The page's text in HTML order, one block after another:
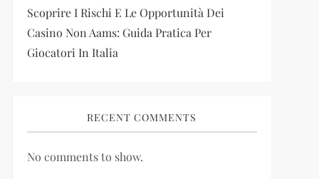
Scoprire I Rischi E Le Opportunità Dei
Casino Non Aams: Guida Pratica Per
Giocatori In Italia
RECENT COMMENTS
No comments to show.